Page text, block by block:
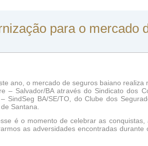
para o mercado
ano, o mercado de seguros baiano
– Salvador/BA através do Sindicato dos
SindSeg BA/SE/TO, do Clube dos
Santana.
é o momento de celebrar as
as adversidades encontradas